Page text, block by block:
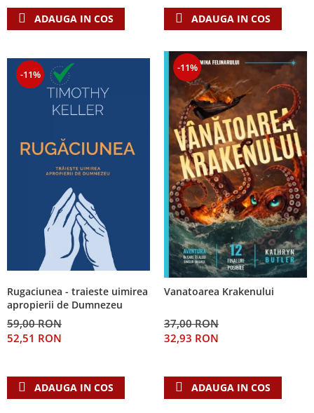
ADAUGA IN COS ADAUGA IN COS
-11%
Rugaciunea - traieste uimirea
apropierii de Dumnezeu
59,00 RON
52,51 RON
ADAUGA IN COS
-11%
Vanatoarea Krakenului
37,00 RON
32,93 RON
ADAUGA IN COS